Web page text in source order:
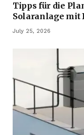
Tipps für die
Solaranlage mit
July 25, 2026